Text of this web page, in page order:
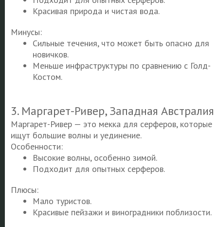
Красивая природа и чистая вода.
Минусы:
Сильные течения, что может быть опасно для
новичков.
Меньше инфраструктуры по сравнению с Голд-
Костом.
3. Маргарет-Ривер, Западная Австралия
Маргарет-Ривер — это мекка для серферов, которые
ищут большие волны и уединение.
Особенности:
Высокие волны, особенно зимой.
Подходит для опытных серферов.
Плюсы:
Мало туристов.
Красивые пейзажи и виноградники поблизости.